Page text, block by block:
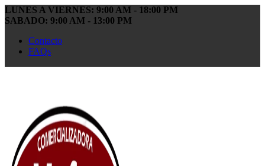
LUNES A VIERNES: 9:00 AM - 18:00 PM
SABADO: 9:00 AM - 13:00 PM
Contacto
FAQs